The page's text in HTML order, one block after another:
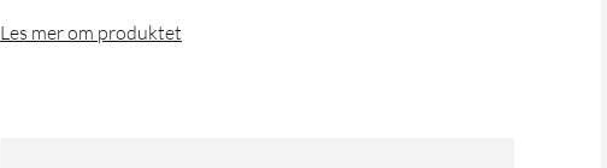
Les mer om produktet